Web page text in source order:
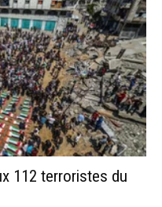
112 terroristes du